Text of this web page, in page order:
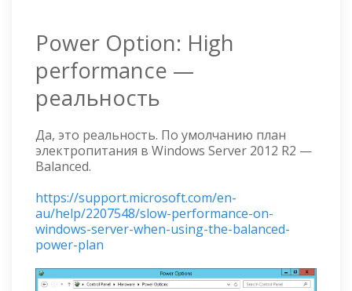
Power Option: High
performance —
реальность
Да, это реальность. По умолчанию план
электропитания в Windows Server 2012 R2 —
Balanced.
https://support.microsoft.com/en-
au/help/2207548/slow-performance-on-
windows-server-when-using-the-balanced-
power-plan